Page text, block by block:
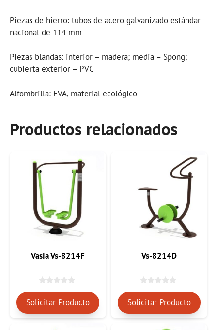
Piezas de hierro: tubos de acero galvanizado estándar
nacional de 114 mm
Piezas blandas: interior – madera; media – Spong;
cubierta exterior – PVC
Alfombrilla: EVA, material ecológico
Productos relacionados
Vasia Vs-8214F
0
e
Solicitar Producto
Vs-8214D
0
e
Solicitar Producto